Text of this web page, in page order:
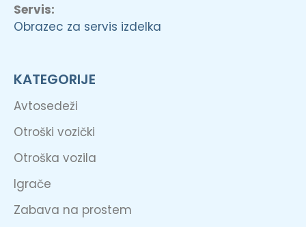
Servis:
Obrazec za servis izdelka
KATEGORIJE
Avtosedeži
Otroški vozički
Otroška vozila
Igrače
Zabava na prostem